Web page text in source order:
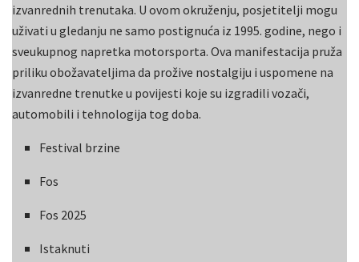
izvanrednih trenutaka. U ovom okruženju, posjetitelji mogu
uživati u gledanju ne samo postignuća iz 1995. godine, nego i
sveukupnog napretka motorsporta. Ova manifestacija pruža
priliku obožavateljima da prožive nostalgiju i uspomene na
izvanredne trenutke u povijesti koje su izgradili vozači,
automobili i tehnologija tog doba.
Festival brzine
Fos
Fos 2025
Istaknuti